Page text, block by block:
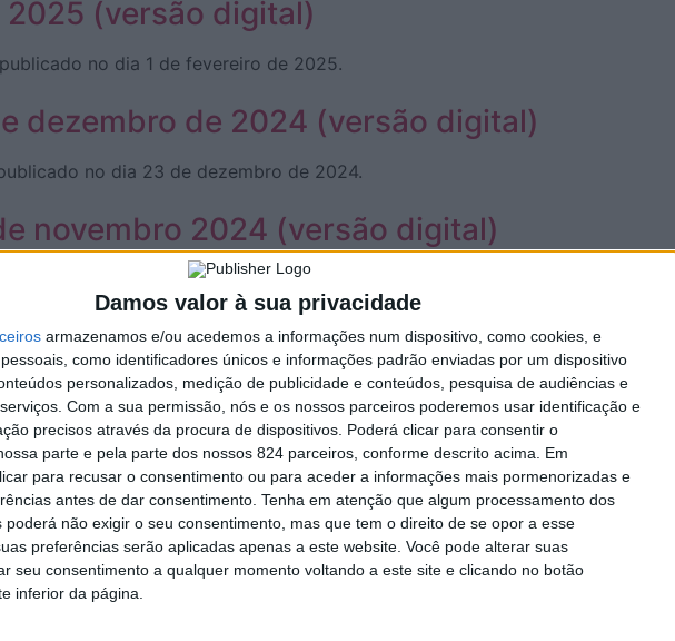
Damos valor à sua privacidade
armazenamos e/ou acedemos a informações num dispositivo, como cookies, e
como identificadores únicos e informações padrão enviadas por um dispositivo
personalizados, medição de publicidade e conteúdos, pesquisa de audiências e
Com a sua permissão, nós e os nossos parceiros poderemos usar identificação e
precisos através da procura de dispositivos. Poderá clicar para consentir o
parte e pela parte dos nossos 824 parceiros, conforme descrito acima. Em
para recusar o consentimento ou para aceder a informações mais pormenorizadas e
antes de dar consentimento. Tenha em atenção que algum processamento dos
poderá não exigir o seu consentimento, mas que tem o direito de se opor a esse
preferências serão aplicadas apenas a este website. Você pode alterar suas
seu consentimento a qualquer momento voltando a este site e clicando no botão
inferior da página.
(versão digital)
no dia 1 de fevereiro de 2025.
dezembro de 2024 (versão digital)
no dia 23 de dezembro de 2024.
novembro 2024 (versão digital)
no dia 30 de novembro de 2024.
outubro 2024 (versão digital)
no dia 25 de outubro de 2024.
agosto 2024 (versão digital)
no dia 09 de agosto de 2024.